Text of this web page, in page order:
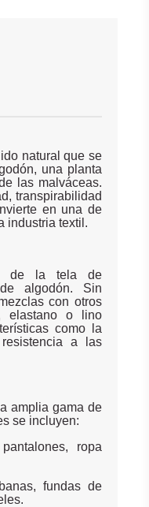
natural que se
una planta
las malváceas.
transpirabilidad
en una de
industria textil.
de la tela de
algodón. Sin
con otros
elastano o lino
como la
a las
amplia gama de
se incluyen:
ropa
fundas de